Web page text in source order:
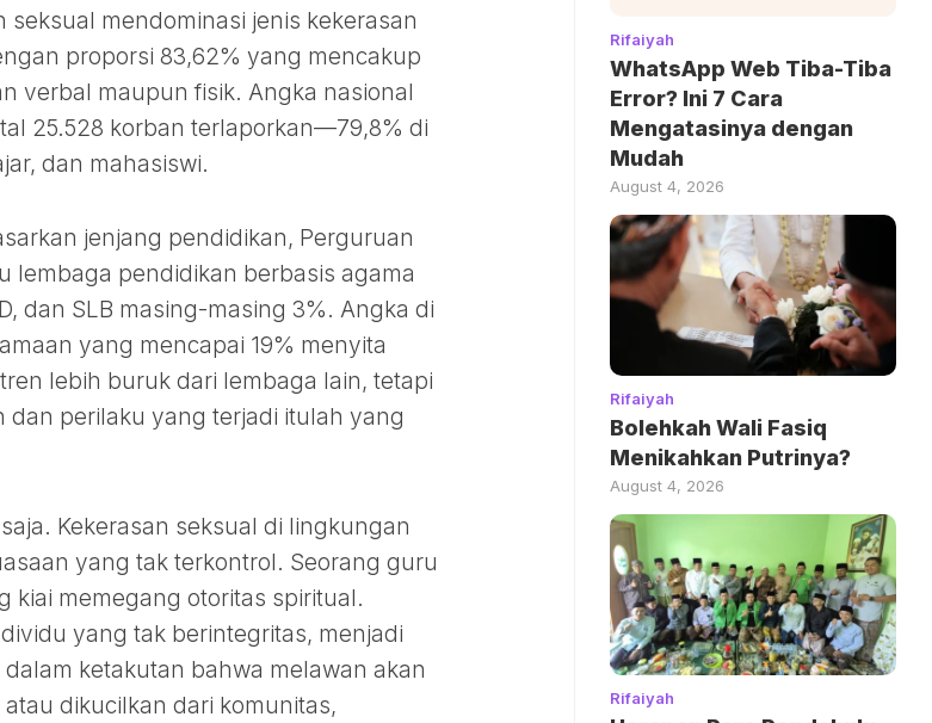
mendominasi jenis kekerasan
proporsi 83,62% yang mencakup
verbal maupun fisik. Angka nasional
25.528 korban terlaporkan—79,8% di
dan mahasiswi.
jenjang pendidikan, Perguruan
lembaga pendidikan berbasis agama
dan SLB masing-masing 3%. Angka di
yang mencapai 19% menyita
lebih buruk dari lembaga lain, tetapi
dan perilaku yang terjadi itulah yang
Kekerasan seksual di lingkungan
yang tak terkontrol. Seorang guru
kiai memegang otoritas spiritual.
yang tak berintegritas, menjadi
ketakutan bahwa melawan akan
dikucilkan dari komunitas,
Rifaiyah
WhatsApp Web Tiba-Tiba
Error? Ini 7 Cara
Mengatasinya dengan
Mudah
August 4, 2026
Rifaiyah
Bolehkah Wali Fasiq
Menikahkan Putrinya?
August 4, 2026
Rifaiyah